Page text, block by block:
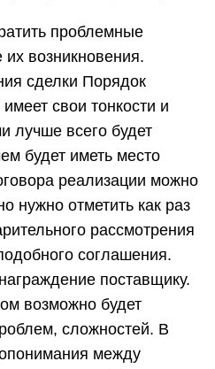
проблемные
возникновения.
сделки Порядок
свои тонкости и
лучше всего будет
будет иметь место
реализации можно
нужно отметить как раз
рассмотрения
соглашения.
поставщику.
возможно будет
сложностей. В
между